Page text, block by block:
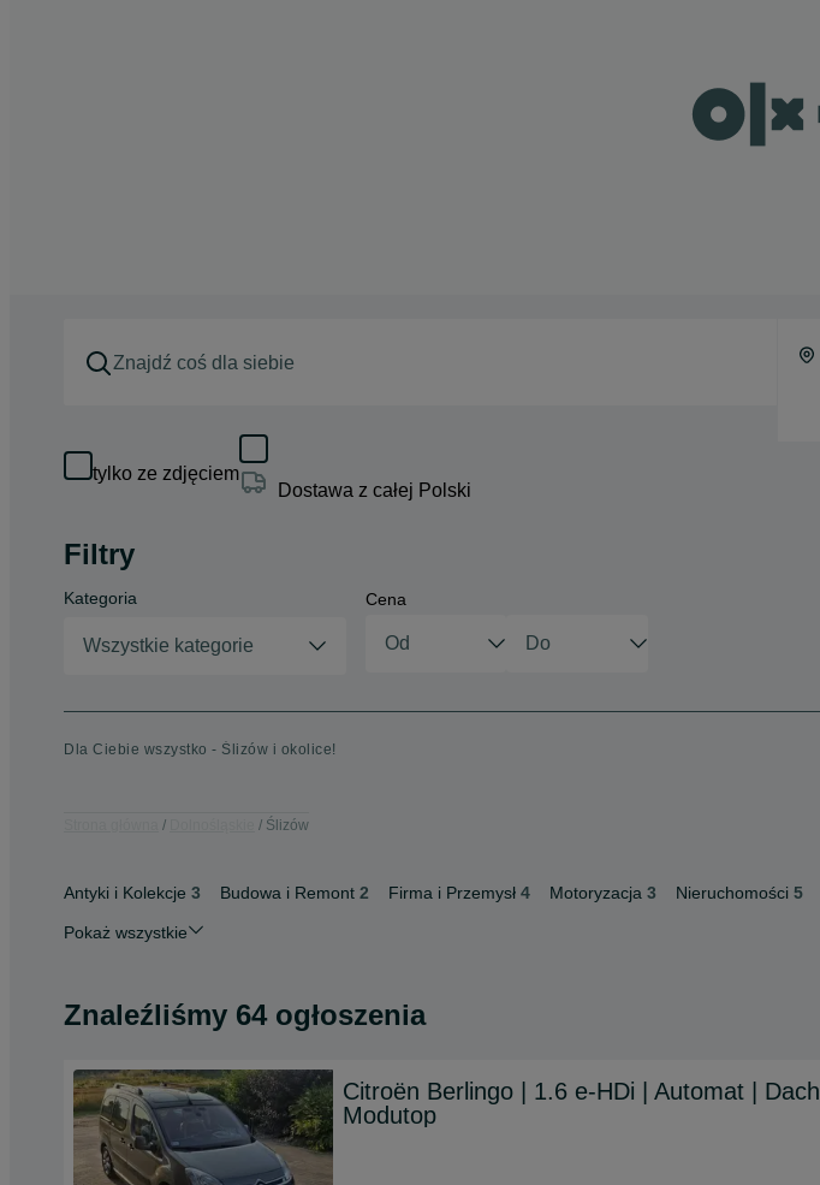
tylko ze zdjęciem
Dostawa z całej Polski
Filtry
Kategoria
Wszystkie kategorie
Cena
Dla Ciebie wszystko - Ślizów i okolice!
Ślizów
Antyki i Kolekcje 3 Budowa i Remont 2 Firma i Przemysł 4 Motoryzacja 3 Nieruchomości 5
Pokaż wszystkie
Znaleźliśmy 64 ogłoszenia
Citroën Berlingo | 1.6 e-HDi | Automat | Dach
Modutop